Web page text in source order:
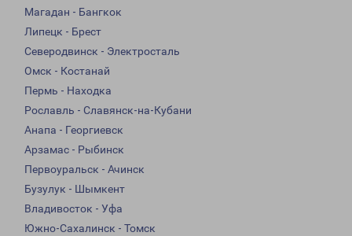
Магадан - Бангкок
Липецк - Брест
Северодвинск - Электросталь
Омск - Костанай
Пермь - Находка
Рославль - Славянск-на-Кубани
Анапа - Георгиевск
Арзамас - Рыбинск
Первоуральск - Ачинск
Бузулук - Шымкент
Владивосток - Уфа
Южно-Сахалинск - Томск